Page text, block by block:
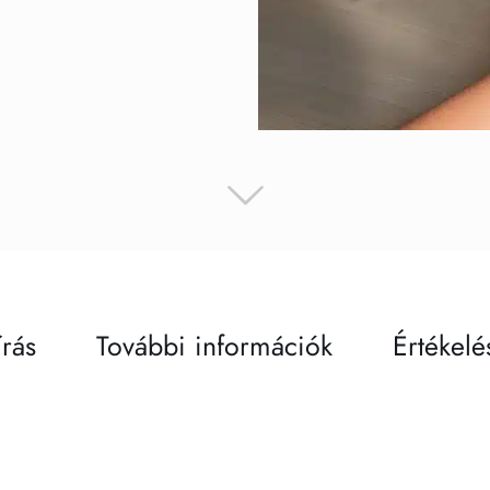
További információk